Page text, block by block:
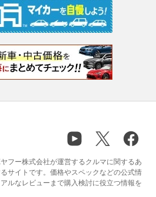
フー株式会社が運営するクルマに関するあ
サイトです。価格やスペックなどの公式情
ルなレビューまで購入検討に役立つ情報を